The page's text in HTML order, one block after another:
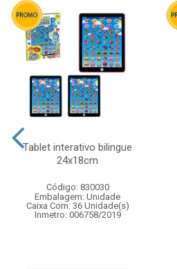
Tablet interativo bilingue
24x18cm
Código: 830030
Embalagem: Unidade
Caixa Com: 36 Unidade(s)
Inmetro: 006758/2019